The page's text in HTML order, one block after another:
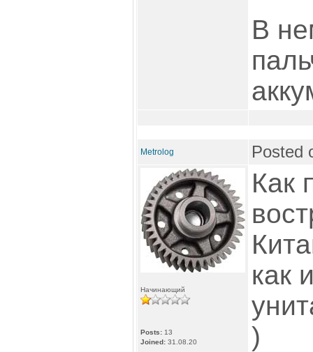
В
Metrolog Posted
Начинающий
Posts: 13
Joined: 31.08.20
Как
как
)